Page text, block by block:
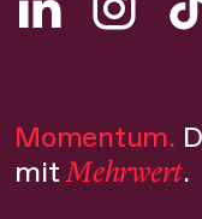
Momentum.
mitMehrwert.